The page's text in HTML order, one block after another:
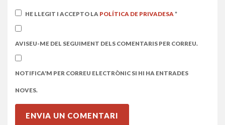
HE LLEGIT I ACCEPTO LA POLÍTICA DE PRIVADESA *
AVISEU-ME DEL SEGUIMENT DELS COMENTARIS PER CORREU.
NOTIFICA'M PER CORREU ELECTRÒNIC SI HI HA ENTRADES
NOVES.